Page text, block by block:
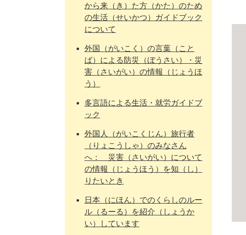
から来（き）た方（かた）のため
の生活（せいかつ）ガイドブック
について
外国（がいこく）の言葉（こと
ば）による防災（ぼうさい）・災
害（さいがい）の情報（じょうほ
う）
多言語による生活・就労ガイドブ
ック
外国人（がいこくじん）旅行者
（りょこうしゃ）のみなさん
へ： 災害（さいがい）について
の情報（じょうほう）を知（し）
りたいとき
日本（にほん）でのくらしのルー
ル（るーる）を紹介（しょうか
い）しています